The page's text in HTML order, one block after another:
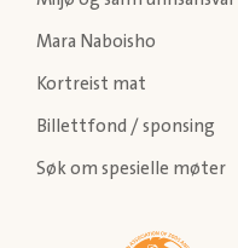
Mara Naboisho
Kortreist mat
Billettfond / sponsing
Søk om spesielle møter